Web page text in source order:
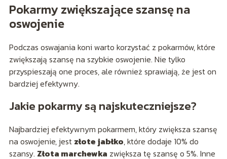
Pokarmy zwiększające szansę na
oswojenie
Podczas oswajania koni warto korzystać z pokarmów, które
zwiększają szansę na szybkie oswojenie. Nie tylko
przyspieszają one proces, ale również sprawiają, że jest on
bardziej efektywny.
Jakie pokarmy są najskuteczniejsze?
Najbardziej efektywnym pokarmem, który zwiększa szansę
na oswojenie, jest złote jabłko, które dodaje 10% do
szansy. Złota marchewka zwiększa tę szansę o 5%. Inne